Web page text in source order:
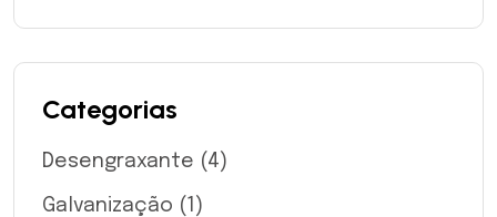
Categorias
Desengraxante (4)
Galvanização (1)